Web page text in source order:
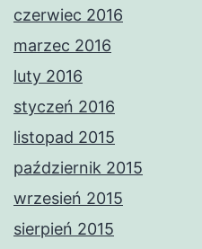
czerwiec 2016
marzec 2016
luty 2016
styczeń 2016
listopad 2015
październik 2015
wrzesień 2015
sierpień 2015